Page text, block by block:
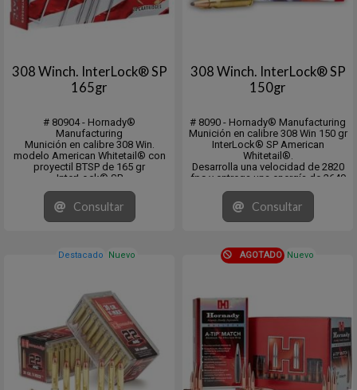
308 Winch. InterLock® SP
165gr
# 80904 - Hornady®
Manufacturing
Munición en calibre 308 Win.
modelo American Whitetail® con
proyectil BTSP de 165 gr
InterLock® SP
Desarrolla una velocidad de 2700
fps y entrega una energía de 2670
fps/lb.
En cajita con 20 unidades y pack
Consultar
308 Winch. InterLock® SP
150gr
# 8090 - Hornady® Manufacturing
Munición en calibre 308 Win 150 gr
InterLock® SP American
Whitetail®.
Desarrolla una velocidad de 2820
fps y entrega una energía de 2649
fps/lb.
En cajita con 20 unidades y pack
de 200.
Consultar
Destacado Nuevo AGOTADO Nuevo